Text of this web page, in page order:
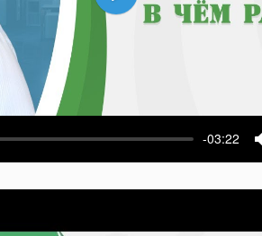
-03:22
Воспроизвести